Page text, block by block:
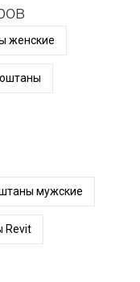
женские
мужские
Revit